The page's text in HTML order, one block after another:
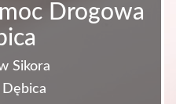
Drogowa
Sikora